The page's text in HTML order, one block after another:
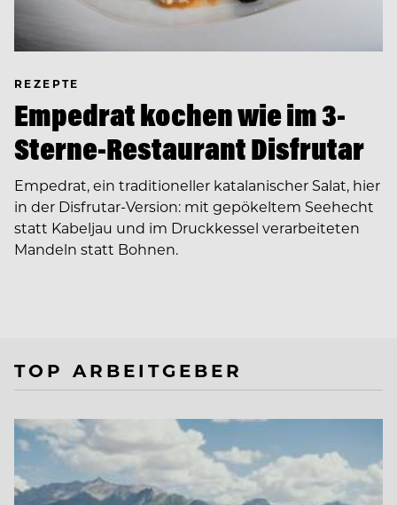
REZEPTE
Empedrat kochen wie im 3-
Sterne-Restaurant Disfrutar
Empedrat, ein traditioneller katalanischer Salat, hier
in der Disfrutar-Version: mit gepökeltem Seehecht
statt Kabeljau und im Druckkessel verarbeiteten
Mandeln statt Bohnen.
TOP ARBEITGEBER